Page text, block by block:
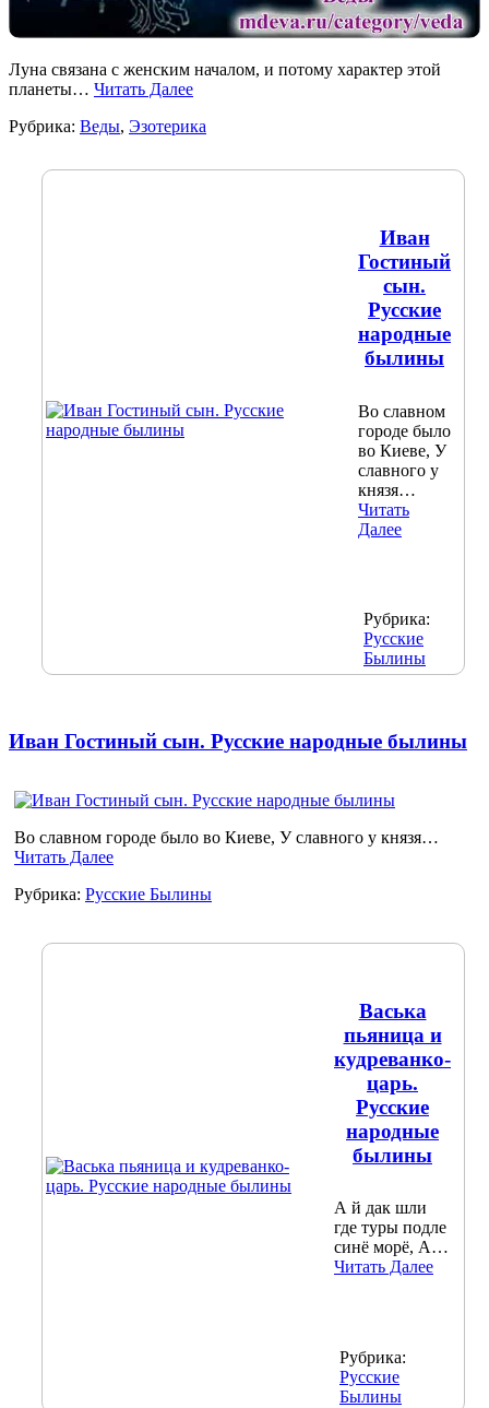
Луна связана с женским началом, и потому характер этой
планеты… Читать Далее
Рубрика: Веды, Эзотерика
Иван
Гостиный
сын.
Русские
народные
былины
Во славном
городе было
во Киеве, У
славного у
князя…
Читать
Далее
Рубрика:
Русские
Былины
Иван Гостиный сын. Русские народные былины
Во славном городе было во Киеве, У славного у князя…
Читать Далее
Рубрика: Русские Былины
Васька
пьяница и
кудреванко-
царь.
Русские
народные
былины
А й дак шли
где туры подле
синё морё, А…
Читать Далее
Рубрика:
Русские
Былины